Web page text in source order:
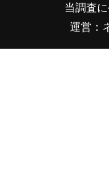
当調査
運営：